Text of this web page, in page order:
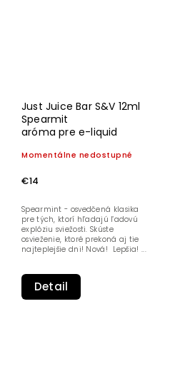
Just Juice Bar S&V 12ml
Spearmit
aróma pre e-liquid
Momentálne nedostupné
€14
Detail
Spearmint - osvedčená klasika
pre tých, ktorí hľadajú ľadovú
explóziu sviežosti. Skúste
osvieženie, ktoré prekoná aj tie
najteplejšie dni! Nová! Lepšia! ...